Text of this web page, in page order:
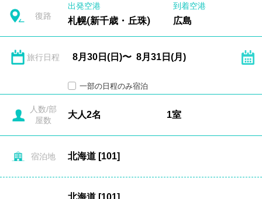
復路
出発空港
札幌(新千歳・丘珠)
到着空港
広島
旅行日程
一部の日程のみ宿泊
人数/部
屋数
宿泊地